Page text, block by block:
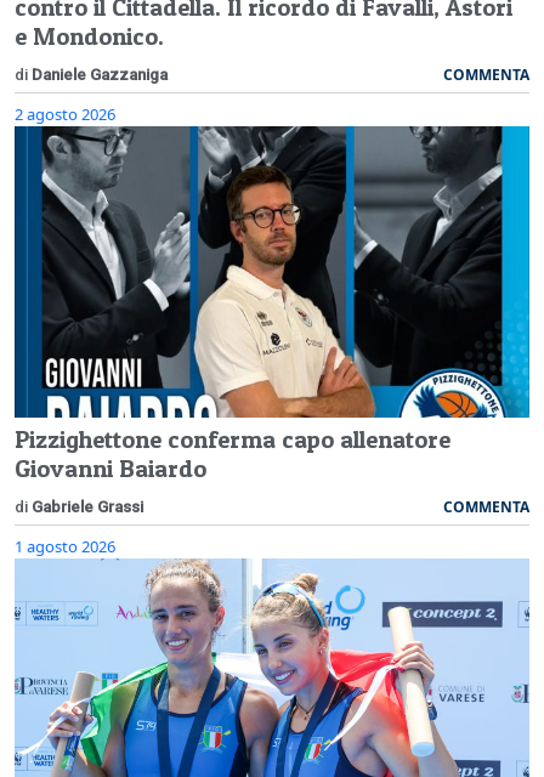
contro il Cittadella. Il ricordo di Favalli, Astori
e Mondonico.
di Daniele Gazzaniga COMMENTA
2 agosto 2026
Pizzighettone conferma capo allenatore
Giovanni Baiardo
di Gabriele Grassi COMMENTA
1 agosto 2026